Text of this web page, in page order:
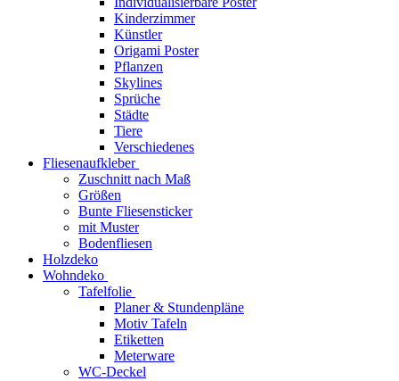
Kinderzimmer
Künstler
Origami Poster
Pflanzen
Skylines
Sprüche
Städte
Tiere
Verschiedenes
Fliesenaufkleber
Zuschnitt nach Maß
Größen
Bunte Fliesensticker
mit Muster
Bodenfliesen
Holzdeko
Wohndeko
Tafelfolie
Planer & Stundenpläne
Motiv Tafeln
Etiketten
Meterware
WC-Deckel